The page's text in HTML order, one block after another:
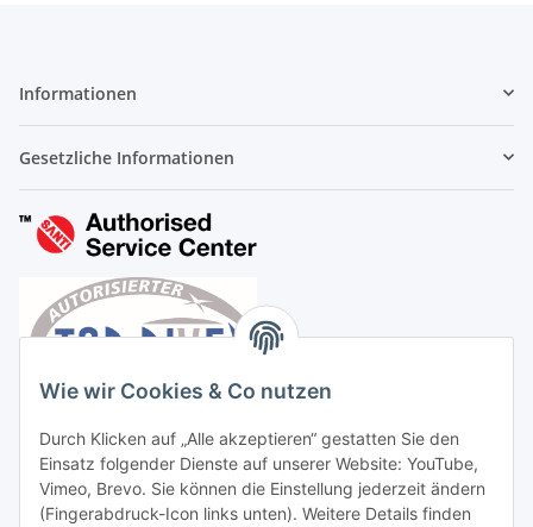
Informationen
Gesetzliche Informationen
Wie wir Cookies & Co nutzen
Durch Klicken auf „Alle akzeptieren“ gestatten Sie den
Einsatz folgender Dienste auf unserer Website: YouTube,
Vimeo, Brevo. Sie können die Einstellung jederzeit ändern
(Fingerabdruck-Icon links unten). Weitere Details finden